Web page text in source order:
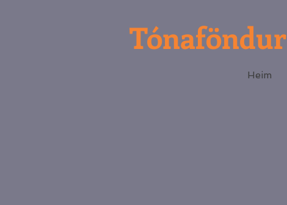
Tónaföndur
Heim